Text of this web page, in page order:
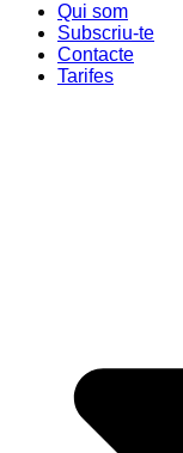
Qui som
Subscriu-te
Contacte
Tarifes